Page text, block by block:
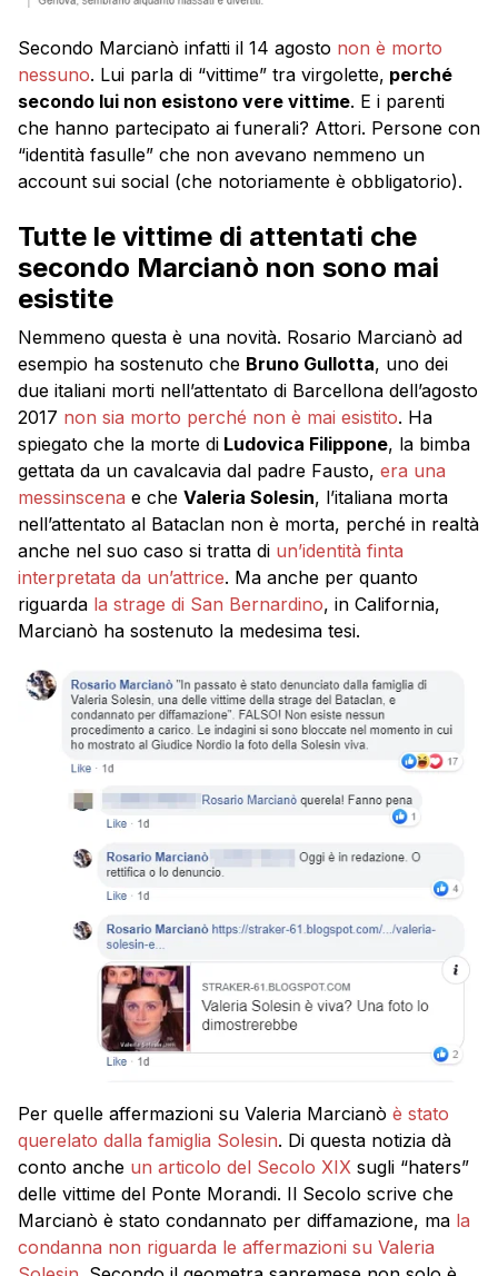
Secondo Marcianò infatti il 14 agosto non è morto
nessuno. Lui parla di “vittime” tra virgolette, perché
secondo lui non esistono vere vittime. E i parenti
che hanno partecipato ai funerali? Attori. Persone con
“identità fasulle” che non avevano nemmeno un
account sui social (che notoriamente è obbligatorio).
Tutte le vittime di attentati che
secondo Marcianò non sono mai
esistite
Nemmeno questa è una novità. Rosario Marcianò ad
esempio ha sostenuto che Bruno Gullotta, uno dei
due italiani morti nell’attentato di Barcellona dell’agosto
2017 non sia morto perché non è mai esistito. Ha
spiegato che la morte di Ludovica Filippone, la bimba
gettata da un cavalcavia dal padre Fausto, era una
messinscena e che Valeria Solesin, l’italiana morta
nell’attentato al Bataclan non è morta, perché in realtà
anche nel suo caso si tratta di un’identità finta
interpretata da un’attrice. Ma anche per quanto
riguarda la strage di San Bernardino, in California,
Marcianò ha sostenuto la medesima tesi.
Per quelle affermazioni su Valeria Marcianò è stato
querelato dalla famiglia Solesin. Di questa notizia dà
conto anche un articolo del Secolo XIX sugli “haters”
delle vittime del Ponte Morandi. Il Secolo scrive che
Marcianò è stato condannato per diffamazione, ma la
condanna non riguarda le affermazioni su Valeria